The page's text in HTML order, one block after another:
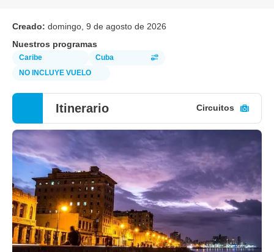
Creado: domingo, 9 de agosto de 2026
Nuestros programas
Caribe
Cuba
NO INCLUYE VUELO
Itinerario Circuitos